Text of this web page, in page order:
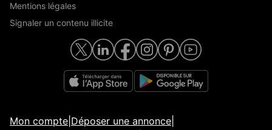
Mentions légales
Signaler un contenu illicite
Mon compte Déposer une annonce